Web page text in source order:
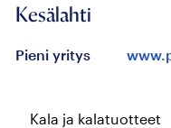
Kesälahti
Pieni yritys
Kala ja kalatuotteet